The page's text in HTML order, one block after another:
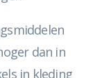
dan in
in kleding